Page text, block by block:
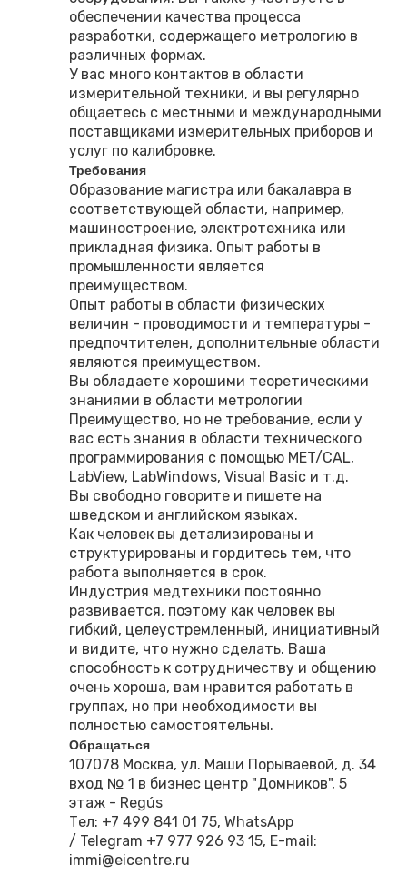
обеспечении качества процесса
разработки, содержащего метрологию в
различных формах.
У вас много контактов в области
измерительной техники, и вы регулярно
общаетесь с местными и международными
поставщиками измерительных приборов и
услуг по калибровке.
Требования
Образование магистра или бакалавра в
соответствующей области, например,
машиностроение, электротехника или
прикладная физика. Опыт работы в
промышленности является
преимуществом.
Опыт работы в области физических
величин - проводимости и температуры -
предпочтителен, дополнительные области
являются преимуществом.
Вы обладаете хорошими теоретическими
знаниями в области метрологии
Преимущество, но не требование, если у
вас есть знания в области технического
программирования с помощью MET/CAL,
LabView, LabWindows, Visual Basic и т.д.
Вы свободно говорите и пишете на
шведском и английском языках.
Как человек вы детализированы и
структурированы и гордитесь тем, что
работа выполняется в срок.
Индустрия медтехники постоянно
развивается, поэтому как человек вы
гибкий, целеустремленный, инициативный
и видите, что нужно сделать. Ваша
способность к сотрудничеству и общению
очень хороша, вам нравится работать в
группах, но при необходимости вы
полностью самостоятельны.
Обращаться
107078 Москва, ул. Маши Порываевой, д. 34
вход № 1 в бизнес центр "Домников", 5
этаж - Regús
Тел: +7 499 841 01 75, WhatsApp
/ Telegram +7 977 926 93 15, E-mail:
immi@eicentre.ru